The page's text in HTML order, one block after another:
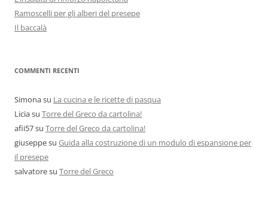
Ramoscelli per gli alberi del presepe
Il baccalà
COMMENTI RECENTI
Simonasu La cucina e le ricette di pasqua
Liciasu Torre del Greco da cartolina!
afii57su Torre del Greco da cartolina!
giuseppesu Guida alla costruzione di un modulo di espansione per
il presepe
salvatoresu Torre del Greco